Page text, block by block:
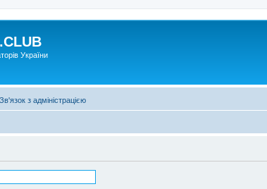
України
Зв'язок з адміністрацією